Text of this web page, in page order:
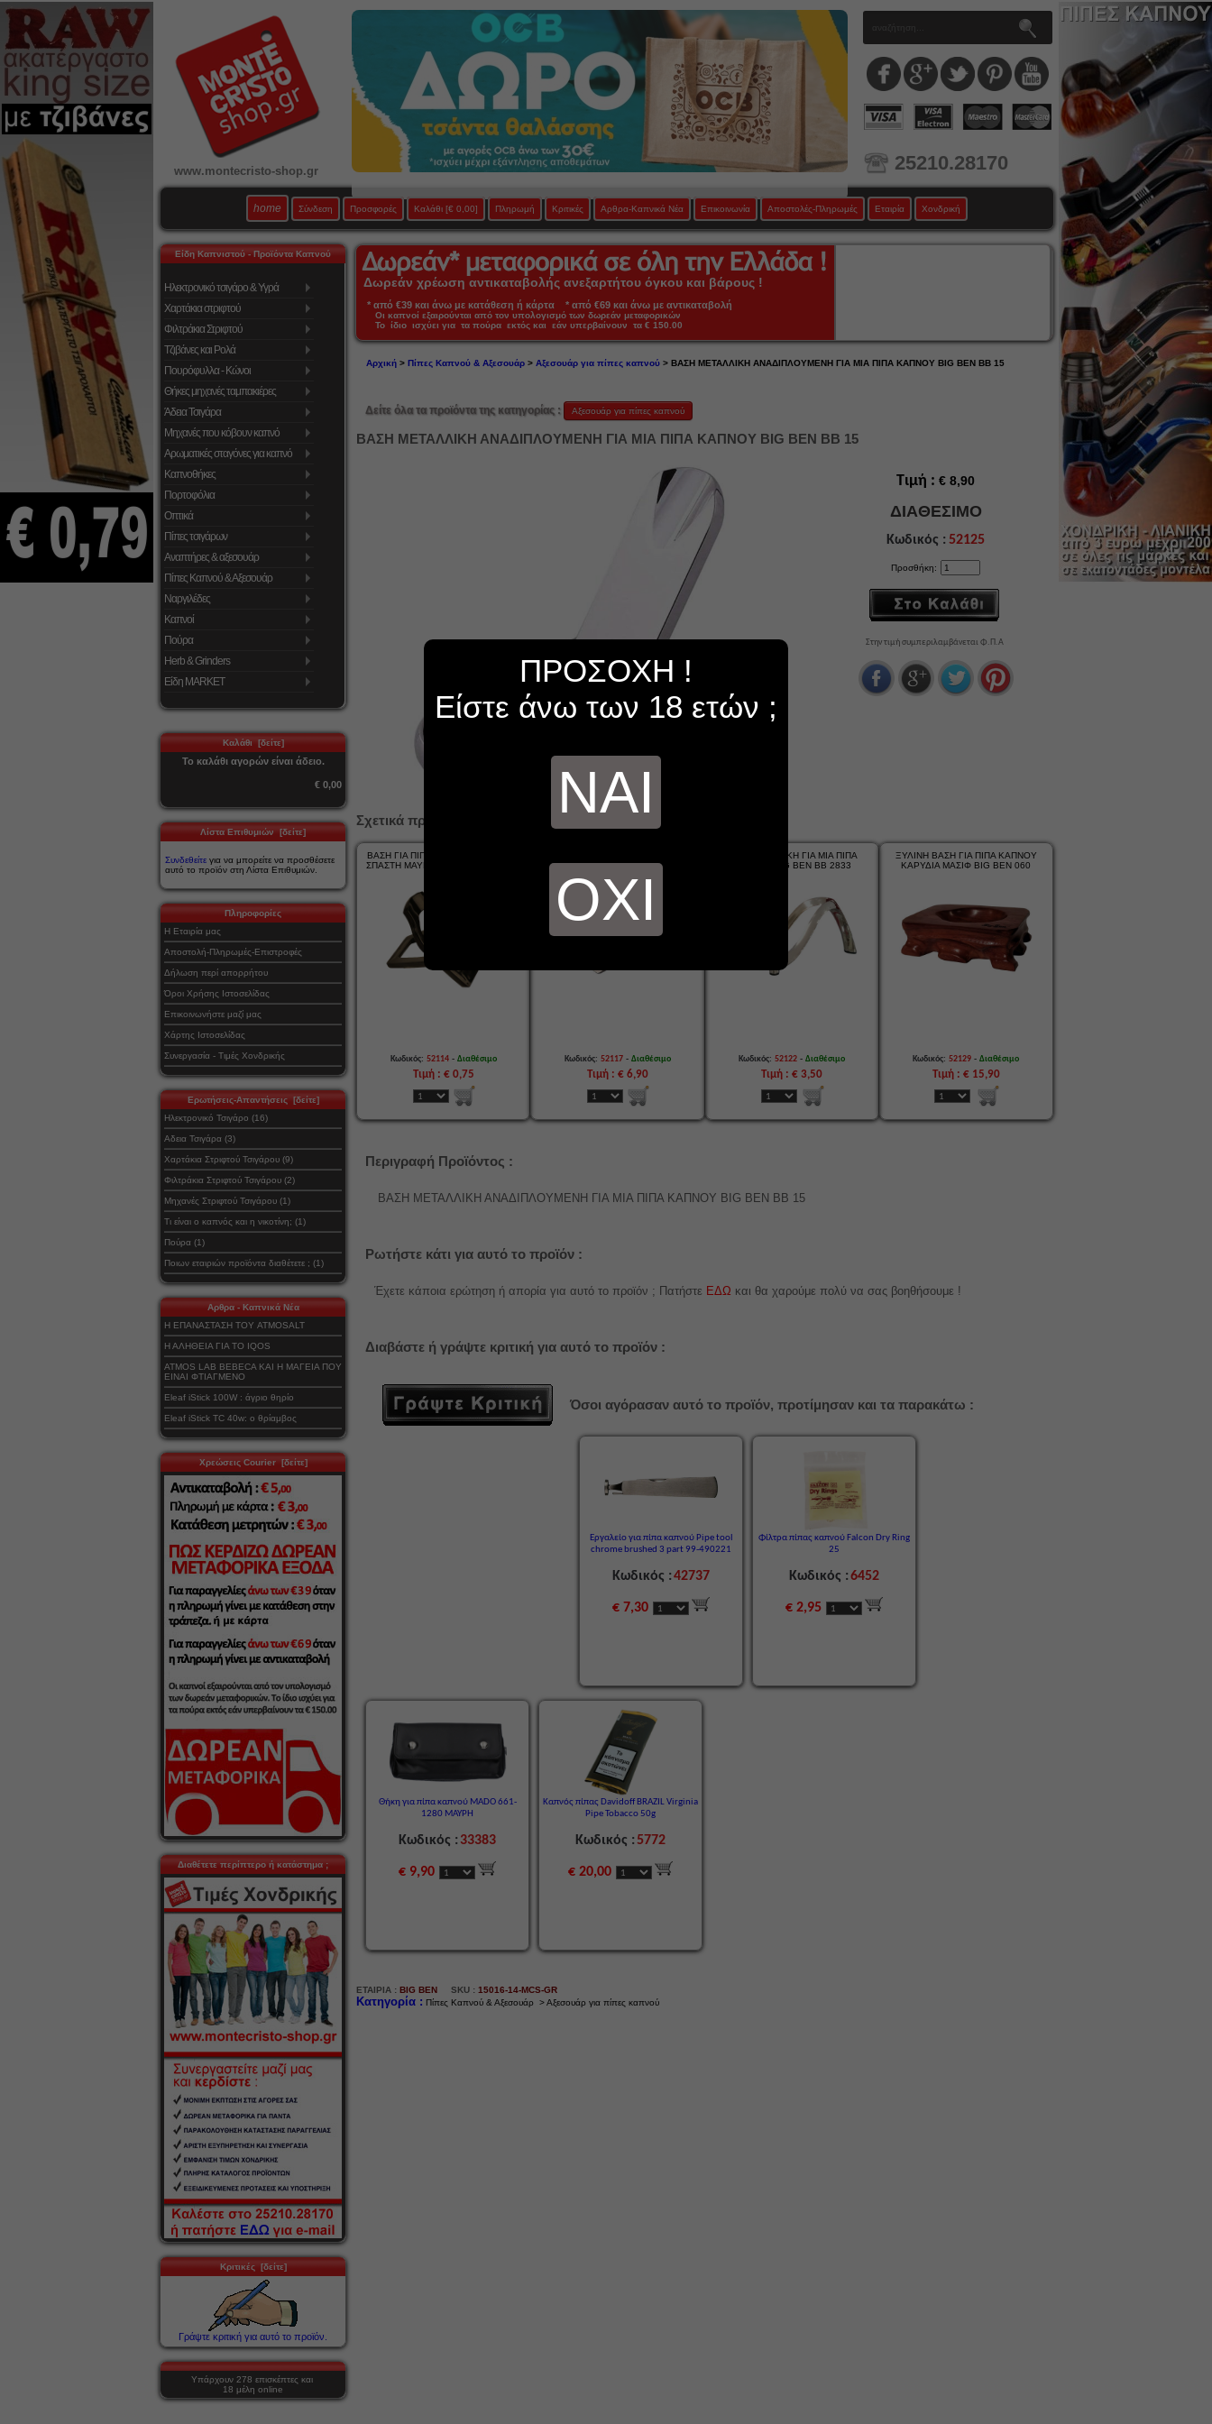
www.montecristo-shop.gr 25210.28170
home Σύνδεση Προσφορές Καλάθι [€ 0,00] Πληρωμή Κριτικές Αρθρα-Καπνικά Νέα Επικοινωνία Αποστολές-Πληρωμές Εταιρία Χονδρική
Είδη Καπνιστού - Προϊόντα Καπνού
Ηλεκτρονικό τσιγάρο & Υγρά
Χαρτάκια στριφτού
Φιλτράκια Στριφτού
Τζιβάνες και Ρολά
Πουρόφυλλα - Κώνοι
Θήκες μηχανές ταμπακιέρες
Άδεια Τσιγάρα
Μηχανές που κόβουν καπνό
Αρωματικές σταγόνες για καπνό
Καπνοθήκες
Πορτοφόλια
Οπτικά
Πίπες τσιγάρων
Αναπτήρες & αξεσουάρ
Πίπες Καπνού & Αξεσουάρ
Ναργιλέδες
Καπνοί
Πούρα
Herb & Grinders
Είδη MARKET
Καλάθι [δείτε]
Το καλάθι αγορών είναι άδειο.
€ 0,00
Λίστα Επιθυμιών [δείτε]
Συνδεθείτε για να μπορείτε να προσθέσετε
αυτό το προϊόν στη Λίστα Επιθυμιών.
Πληροφορίες
Η Εταιρία μας
Αποστολή-Πληρωμές-Επιστροφές
Δήλωση περί απορρήτου
Όροι Χρήσης Ιστοσελίδας
Επικοινωνήστε μαζί μας
Χάρτης Ιστοσελίδας
Συνεργασία - Τιμές Χονδρικής
Ερωτήσεις-Απαντήσεις [δείτε]
Ηλεκτρονικό Τσιγάρο (16)
Αδεια Τσιγάρα (3)
Χαρτάκια Στριφτού Τσιγάρου (9)
Φιλτράκια Στριφτού Τσιγάρου (2)
Μηχανές Στριφτού Τσιγάρου (1)
Τι είναι ο καπνός και η νικοτίνη; (1)
Πούρα (1)
Ποιων εταιριών προϊόντα διαθέτετε ; (1)
Αρθρα - Καπνικά Νέα
Η ΕΠΑΝΑΣΤΑΣΗ ΤΟΥ ATMOSALT
Η ΑΛΗΘΕΙΑ ΓΙΑ ΤΟ IQOS
ATMOS LAB BEBECA ΚΑΙ Η ΜΑΓΕΙΑ ΠΟΥ
ΕΙΝΑΙ ΦΤΙΑΓΜΕΝΟ
Eleaf iStick 100W : άγριο θηρίο
Eleaf iStick TC 40w: ο θρίαμβος
Χρεώσεις Courier [δείτε]
Διαθέτετε περίπτερο ή κατάστημα ;
Κριτικές [δείτε]
Γράψτε κριτική για αυτό το προϊόν.
Υπάρχουν 278 επισκέπτες και
18 μέλη online
Δωρεάν χρέωση αντικαταβολής ανεξαρτήτου όγκου και βάρους !
* από €39 και άνω με κατάθεση ή κάρτα * από €69 και άνω με αντικαταβολή
Οι καπνοί εξαιρούνται από τον υπολογισμό των δωρεάν μεταφορικών
Το ίδιο ισχύει για τα πούρα εκτός και εάν υπερβαίνουν τα € 150.00
Αρχική> Πίπες Καπνού & Αξεσουάρ> Αξεσουάρ για πίπες καπνού> ΒΑΣΗ ΜΕΤΑΛΛΙΚΗ ΑΝΑΔΙΠΛΟΥΜΕΝΗ ΓΙΑ ΜΙΑ ΠΙΠΑ ΚΑΠΝΟΥ BIG BEN BB 15
Δείτε όλα τα προϊόντα της κατηγορίας : Αξεσουάρ για πίπες καπνού
ΒΑΣΗ ΜΕΤΑΛΛΙΚΗ ΑΝΑΔΙΠΛΟΥΜΕΝΗ ΓΙΑ ΜΙΑ ΠΙΠΑ ΚΑΠΝΟΥ BIG BEN BB 15
Τιμή : € 8,90
ΔΙΑΘΕΣΙΜΟ
Κωδικός : 52125
Προσθήκη:
Στην τιμή συμπεριλαμβάνεται Φ.Π.Α
Σχετικά προϊόντα...
ΒΑΣΗ ΓΙΑ ΠΙΠΑ ΚΑΠΝΟΥ ΠΛΑΣΤΙΚΗ
ΣΠΑΣΤΗ ΜΑΥΡΗ Ή ΚΑΦΕ BIG BEN -
Κωδικός: 52114- Διαθέσιμο
Τιμή : € 0,75
ΣΠΑΣΤΗ ROYAL CROWN BB 2812
Κωδικός: 52117- Διαθέσιμο
Τιμή : € 6,90
ΒΑΣΗ ΑΚΡΥΛΙΚΗ ΓΙΑ ΜΙΑ ΠΙΠΑ
ΚΑΠΝΟΥ BIG BEN BB 2833
Κωδικός: 52122 -Διαθέσιμο
Τιμή : € 3,50
ΞΥΛΙΝΗ ΒΑΣΗ ΓΙΑ ΠΙΠΑ ΚΑΠΝΟΥ
ΚΑΡΥΔΙΑ ΜΑΣΙΦ BIG BEN 060
Κωδικός: 52129 -Διαθέσιμο
Τιμή : € 15,90
Περιγραφή Προϊόντος :
ΒΑΣΗ ΜΕΤΑΛΛΙΚΗ ΑΝΑΔΙΠΛΟΥΜΕΝΗ ΓΙΑ ΜΙΑ ΠΙΠΑ ΚΑΠΝΟΥ BIG BEN BB 15
Ρωτήστε κάτι για αυτό το προϊόν :
Έχετε κάποια ερώτηση ή απορία για αυτό το προϊόν ; Πατήστε ΕΔΩ και θα χαρούμε πολύ να σας βοηθήσουμε !
Διαβάστε ή γράψτε κριτική για αυτό το προϊόν :
Όσοι αγόρασαν αυτό το προϊόν, προτίμησαν και τα παρακάτω :
Εργαλείο για πίπα καπνού Pipe tool
chrome brushed 3 part 99-490221
Κωδικός :42737
€ 7,30
Φίλτρα πίπας καπνού Falcon Dry Ring
25
Κωδικός : 6452
€ 2,95
Θήκη για πίπα καπνού MADO 661-
1280 ΜΑΥΡΗ
Κωδικός : 33383
€ 9,90
Καπνός πίπας Davidoff BRAZIL Virginia
Pipe Tobacco 50g
Κωδικός : 5772
€ 20,00
ΕΤΑΙΡΙΑ : BIG BEN SKU : 15016-14-MCS-GR
Κατηγορία : Πίπες Καπνού & Αξεσουάρ > Αξεσουάρ για πίπες καπνού
ΠΡΟΣΟΧΗ !
Είστε άνω των 18 ετών ;
ΝΑΙ
ΟΧΙ